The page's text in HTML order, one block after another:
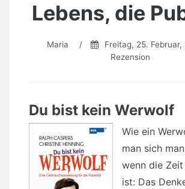
Lebens, die
Maria / Freitag, 25. Februar,
Rezension
Du bist kein Werwolf
Wie ein
man sich
wenn die
ist: Das